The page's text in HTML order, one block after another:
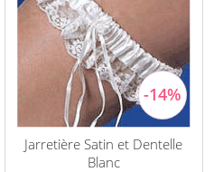
Jarretière Satin et Dentelle
Blanc